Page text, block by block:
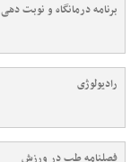
برنامه درمانگاه و نوبت دهی
رادیولوژی